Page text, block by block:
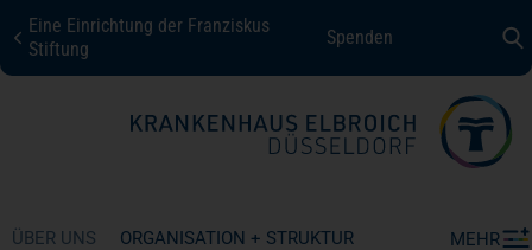
Eine Einrichtung der Franziskus
Stiftung
Spenden
KHE Düsseldorf
Patienten + Besucher
ÜBER UNS ORGANISATION + STRUKTUR MEHR